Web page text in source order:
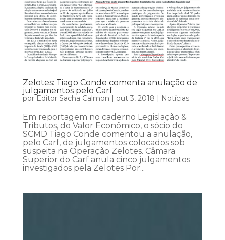
Zelotes: Tiago Conde comenta anulação de
julgamentos pelo Carf
por Editor Sacha Calmon | out 3, 2018 | Notícias
Em reportagem no caderno Legislação &
Tributos, do Valor Econômico, o sócio do
SCMD Tiago Conde comentou a anulação,
pelo Carf, de julgamentos colocados sob
suspeita na Operação Zelotes. Câmara
Superior do Carf anula cinco julgamentos
investigados pela Zelotes Por...